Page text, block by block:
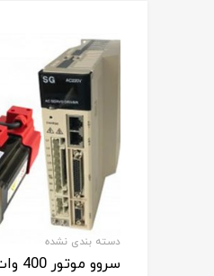
دسته بندی نشده
سروو موتور 400 وات مستر